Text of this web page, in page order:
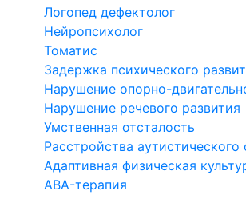
Логопед дефектолог
Нейропсихолог
Томатис
Задержка психического
Нарушение опорно-
Нарушение речевого развития
Умственная отсталость
Расстройства аутистического
Адаптивная физическая
ABA-терапия